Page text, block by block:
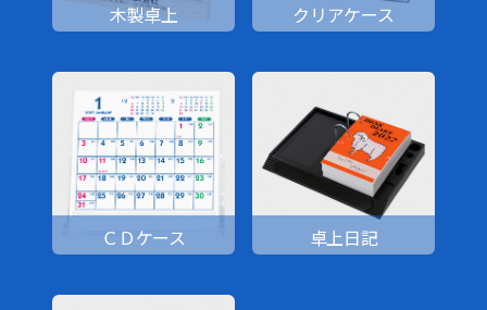
木製卓上 クリアケース
ＣＤケース 卓上日記